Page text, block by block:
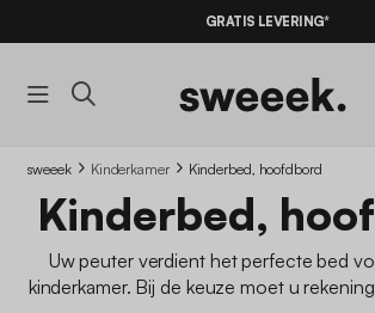
AANBIEDINGEN*MET DE
GRATIS LEVERING*
sweeek Kinderkamer Kinderbed, hoofdbord
Kinderbed,
Uw peuter verdient het perfecte bed
kinderkamer. Bij de keuze moet u